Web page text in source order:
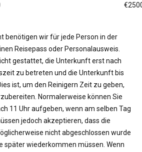
benötigen wir für jede Person in der
Reisepass oder Personalausweis.
gestattet, die Unterkunft erst nach
zu betreten und die Unterkunft bis
ist, um den Reinigern Zeit zu geben,
Normalerweise können Sie
11 Uhr aufgeben, wenn am selben Tag
jedoch akzeptieren, dass die
nicht abgeschlossen wurde
später wiederkommen müssen. Wenn